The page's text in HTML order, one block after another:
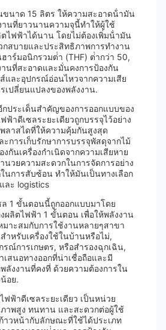
ขนาด 15 ลิตร ให้ความสะอาดน้ํามัน
านที่ยาวนานความจุนี้ทําให้ผู้ใช้
ตไฟฟ้าได้นาน โดยไม่ต้องเพิ่มน้ํามัน
กสบายและประสิทธิภาพการทํางาน
าร์มอนิกรวมต่ํา (THF) ต่ํากว่า 50,
านที่สะอาดและมั่นคงการป้องกัน
และอุปกรณ์อ่อนไหวจากความเสีย
เปลี่ยนแปลงของพลังงาน.
ประเด็นสําคัญของการออกแบบของ
ฟ้าดีเซลระยะเดียวถูกบรรจุไว้อย่าง
าสไดที่ให้ความคุ้มกันสูงสุด
การเก็บรักษาการบรรจุพัสดุจากไม้
กันเครื่องกําเนิดจากความเสียหาย
นวยความสะดวกในการจัดการอย่าง
นการสับซ้อน ทําให้มันเป็นทางเลือก
ละ logistics
ล 1 ขั้นตอนนี้ถูกออกแบบมาโดย
งผลิตไฟฟ้า 1 ขั้นตอน เพื่อให้พลังงาน
าะสมกับการใช้งานหลายๆสาขา
าหรับเครื่องใช้ในบ้านหรือไม่,
รณ์การเกษตร, หรือสํารองฉุกเฉิน,
เสนอทางออกที่น่าเชื่อถือและมี
ลังงานที่คงที่ ด้วยความต้องการใน
อย.
ฟฟ้าดีเซลระยะเดียว เป็นหน่วย
าพสูง ทนทาน และสะดวกต่อผู้ใช้
าวหน้ากับลักษณะที่ใช้ได้ประเภท